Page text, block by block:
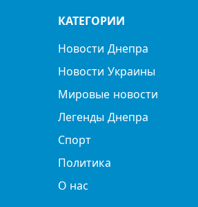
КАТЕГОРИИ
Новости Днепра
Новости Украины
Мировые новости
Легенды Днепра
Спорт
Политика
О нас